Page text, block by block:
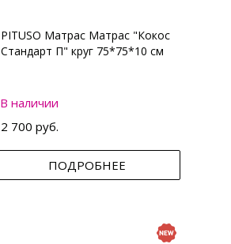
PITUSO Матрас Матрас "Кокос
Стандарт П" круг 75*75*10 см
В наличии
2 700 руб.
ПОДРОБНЕЕ